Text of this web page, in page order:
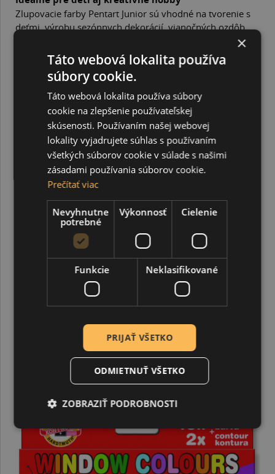
Zlupovacie farby Pentart Junior sú vhodné na tvorenie s
deťmi, výrobu sezónnych dekorácií, vianočných ozdôb,
Podporujú fantáziu, kreativitu a zábavnú tvorbu doma aj
Prečo si vybrať zlupovacie farby na sklo Pentart
Junior?
kreatívna kolekcia Pentart Junior
kvalitné zlupovacie farby na sklo
farby na vodnej báze
vhodné na okná, zrkadlá a hladké povrchy
jednoduché vytváranie dekorácií bez lepidla
po zaschnutí sa dajú zlúpnuť a premiestniť
ideálne pre detské tvorenie aj hobby projekty
vhodné na sezónne a sviatočné dekorácie
jednoduchá aplikácia a odstránenie
kreatívna zábava pre deti aj dospelých
Zlupovacie farby na sklo Pentart Junior sú
perfektnou voľbou pre každého, kto hľadá kreatívne
tvorenie pre deti aj dospelých.
SÚVISIACE PRODUKTY
×
Táto webová lokalita používa
súbory cookie.
Táto webová lokalita používa súbory
cookie na zlepšenie používateľskej
skúsenosti. Používaním našej webovej
lokality vyjadrujete súhlas s používaním
všetkých súborov cookie v súlade s našimi
zásadami používania súborov cookie.
Prečítať viac
Nevyhnutne
potrebné
Výkonnosť Cielenie
Funkcie Neklasifikované
PRIJAŤ VŠETKO
ODMIETNUŤ VŠETKO
ZOBRAZIŤ PODROBNOSTI